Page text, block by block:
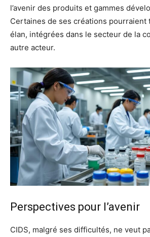
l’avenir des produits et gammes
Certaines de ses créations pourraient
élan, intégrées dans le secteur de la
autre acteur.
Perspectives pour l’avenir
CIDS, malgré ses difficultés, ne veut